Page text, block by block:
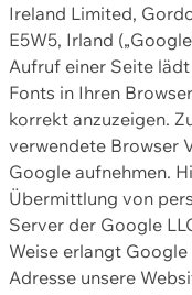
Ireland Limited,
E5W5, Irland
Aufruf einer Seite
Fonts in Ihren
korrekt anzuzeigen.
verwendete Browser
Google aufnehmen.
Übermittlung von
Server der Google
Weise erlangt
Adresse unsere